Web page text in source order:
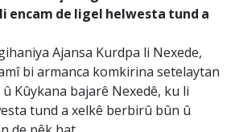
encam de ligel helwesta tund a
Ajansa Kurdpa li Nexede,
bi armanca komkirina setelaytan
Kûykana bajarê Nexedê, ku li
tund a xelkê berbirû bûn û